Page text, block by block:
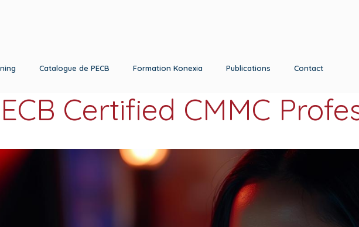
Catalogue de PECB Formation Konexia Publications Contact
Certified CMMC